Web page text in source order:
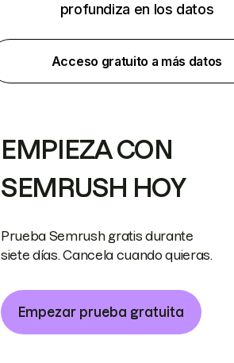
profundiza en los datos
Acceso gratuito a más datos
EMPIEZA CON
SEMRUSH HOY
Prueba Semrush gratis durante
siete días. Cancela cuando quieras.
Empezar prueba gratuita